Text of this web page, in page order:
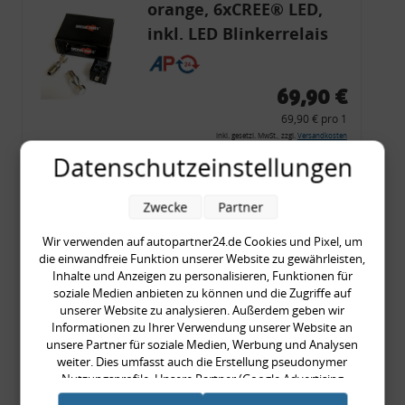
orange, 6xCREE® LED,
inkl. LED Blinkerrelais
CF 14
69,90 €
69,90 € pro 1
inkl. gesetzl. MwSt., zzgl. Versandkosten
Merkzettel
Zum Artikel
Rückleuchtenband mit
Blinker, rot, US-Ecken,
Audi 80 Cabrio, Typ 89,
OE-Nr.: 8G0945225 +
8G0945225C
999,99 €
Datenschutzeinstellungen
Wir verwenden auf autopartner24.de Cookies und Pixel, um
die einwandfreie Funktion unserer Website zu gewährleisten,
Inhalte und Anzeigen zu personalisieren, Funktionen für
soziale Medien anbieten zu können und die Zugriffe auf
unserer Website zu analysieren. Außerdem geben wir
Informationen zu Ihrer Verwendung unserer Website an
unsere Partner für soziale Medien, Werbung und Analysen
weiter. Dies umfasst auch die Erstellung pseudonymer
Nutzungsprofile. Unsere Partner (Google Advertising
Products) führen diese Informationen möglicherweise mit
Zwecke Partner